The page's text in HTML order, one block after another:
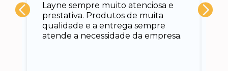
Layne sempre muito atenciosa e
prestativa. Produtos de muita
qualidade e a entrega sempre
atende a necessidade da empresa.